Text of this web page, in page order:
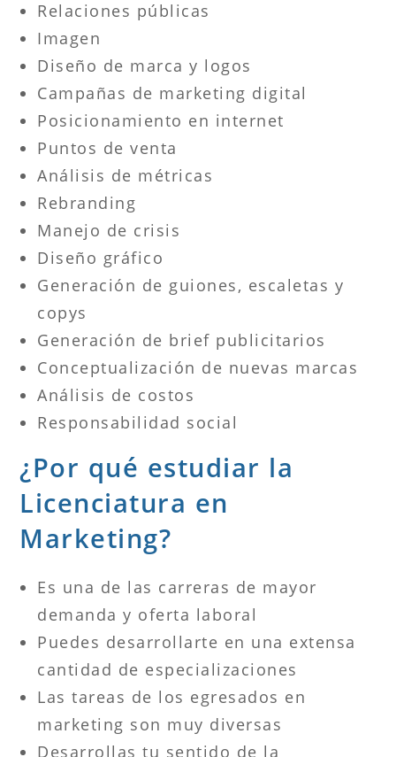
Relaciones públicas
Imagen
Diseño de marca y logos
Campañas de marketing digital
Posicionamiento en internet
Puntos de venta
Análisis de métricas
Rebranding
Manejo de crisis
Diseño gráfico
Generación de guiones, escaletas y
copys
Generación de brief publicitarios
Conceptualización de nuevas marcas
Análisis de costos
Responsabilidad social
¿Por qué estudiar la
Licenciatura en
Marketing?
Es una de las carreras de mayor
demanda y oferta laboral
Puedes desarrollarte en una extensa
cantidad de especializaciones
Las tareas de los egresados en
marketing son muy diversas
Desarrollas tu sentido de la